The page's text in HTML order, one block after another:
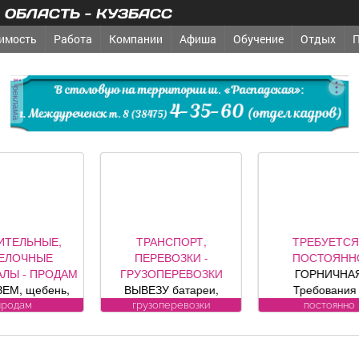
- КУЗБАСС
Работа Компании Афиша Обучение Отдых
реклама
ТРАНСПОРТ,
ПЕРЕВОЗКИ -
батареи,
ванны, печки,
БЕСПЛАТНО.
грузоперевозки
ТРЕБУЕТСЯ -
ПОСТОЯННО
ГОРНИЧНАЯ
Требования к
кандидату: без опыта
-Влажная и сухая
постоянно